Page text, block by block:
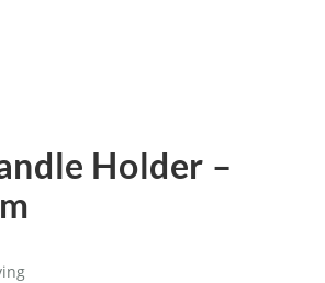
Holder –